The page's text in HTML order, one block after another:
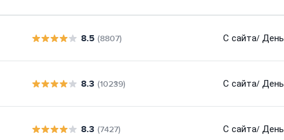
8.5 (8807) С сайта/ День
8.3 (10239) С сайта/ День
8.3 (7427) С сайта/ День